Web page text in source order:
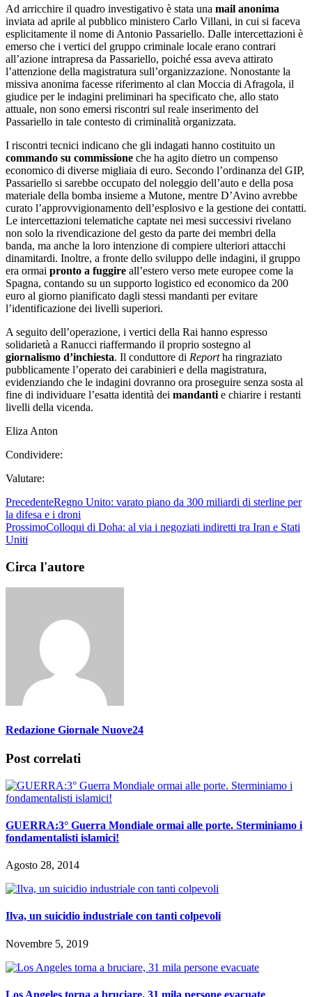
Ad arricchire il quadro investigativo è stata una mail anonima
inviata ad aprile al pubblico ministero Carlo Villani, in cui si faceva
esplicitamente il nome di Antonio Passariello. Dalle intercettazioni è
emerso che i vertici del gruppo criminale locale erano contrari
all’azione intrapresa da Passariello, poiché essa aveva attirato
l’attenzione della magistratura sull’organizzazione. Nonostante la
missiva anonima facesse riferimento al clan Moccia di Afragola, il
giudice per le indagini preliminari ha specificato che, allo stato
attuale, non sono emersi riscontri sul reale inserimento del
Passariello in tale contesto di criminalità organizzata.
I riscontri tecnici indicano che gli indagati hanno costituito un
commando su commissione che ha agito dietro un compenso
economico di diverse migliaia di euro. Secondo l’ordinanza del GIP,
Passariello si sarebbe occupato del noleggio dell’auto e della posa
materiale della bomba insieme a Mutone, mentre D’Avino avrebbe
curato l’approvvigionamento dell’esplosivo e la gestione dei contatti.
Le intercettazioni telematiche captate nei mesi successivi rivelano
non solo la rivendicazione del gesto da parte dei membri della
banda, ma anche la loro intenzione di compiere ulteriori attacchi
dinamitardi. Inoltre, a fronte dello sviluppo delle indagini, il gruppo
era ormai pronto a fuggire all’estero verso mete europee come la
Spagna, contando su un supporto logistico ed economico da 200
euro al giorno pianificato dagli stessi mandanti per evitare
l’identificazione dei livelli superiori.
A seguito dell’operazione, i vertici della Rai hanno espresso
solidarietà a Ranucci riaffermando il proprio sostegno al
giornalismo d’inchiesta. Il conduttore di Reportha ringraziato
pubblicamente l’operato dei carabinieri e della magistratura,
evidenziando che le indagini dovranno ora proseguire senza sosta al
fine di individuare l’esatta identità dei mandanti e chiarire i restanti
livelli della vicenda.
Eliza Anton
Condividere:
Valutare:
PrecedenteRegno Unito: varato piano da 300 miliardi di sterline per
la difesa e i droni
ProssimoColloqui di Doha: al via i negoziati indiretti tra Iran e Stati
Uniti
Circa l'autore
Redazione Giornale Nuove24
Post correlati
GUERRA:3° Guerra Mondiale ormai alle porte. Sterminiamo i
fondamentalisti islamici!
Agosto 28, 2014
Ilva, un suicidio industriale con tanti colpevoli
Novembre 5, 2019
Los Angeles torna a bruciare, 31 mila persone evacuate